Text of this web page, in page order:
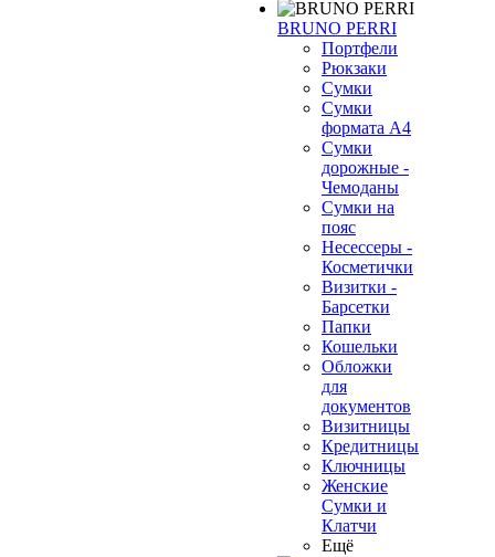
BRUNO PERRI
Портфели
Рюкзаки
Сумки
Сумки
формата А4
Сумки
дорожные -
Чемоданы
Сумки на
пояс
Несессеры -
Косметички
Визитки -
Барсетки
Папки
Кошельки
Обложки
для
документов
Визитницы
Кредитницы
Ключницы
Женские
Сумки и
Клатчи
Ещё